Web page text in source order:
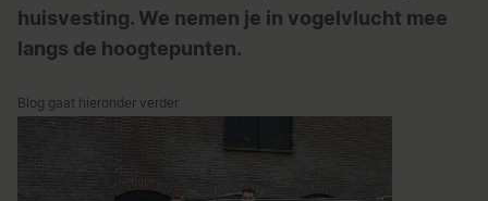
huisvesting. We nemen je in vogelvlucht mee
langs de hoogtepunten.
Blog gaat hieronder verder